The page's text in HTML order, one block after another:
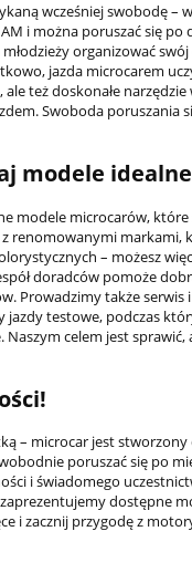
wcześniej swobodę –
i można poruszać się
organizować
jazda microcarem
też doskonałe
Swoboda poruszania
modele
modele microcarów,
renomowanymi
– możesz
doradców pomoże
Prowadzimy także
testowe, podczas
celem jest
– microcar jest
poruszać się po
i świadomego
dostępne
i zacznij przygodę z